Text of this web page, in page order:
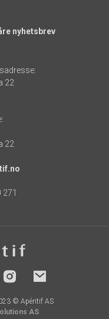
nyhetsbrev
22
22
271
© Apéritif AS
AS